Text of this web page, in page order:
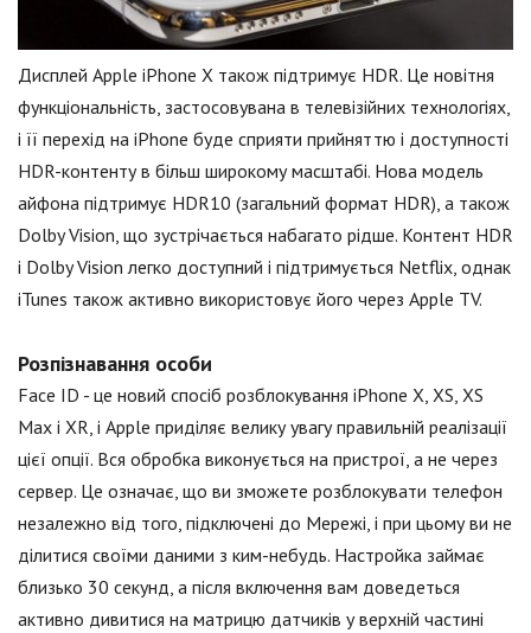
Дисплей Apple iPhone X також підтримує HDR. Це новітня
функціональність, застосовувана в телевізійних технологіях,
і її перехід на iPhone буде сприяти прийняттю і доступності
HDR-контенту в більш широкому масштабі. Нова модель
айфона підтримує HDR10 (загальний формат HDR), а також
Dolby Vision, що зустрічається набагато рідше. Контент HDR
і Dolby Vision легко доступний і підтримується Netflix, однак
iTunes також активно використовує його через Apple TV.
Розпізнавання особи
Face ID - це новий спосіб розблокування iPhone X, XS, XS
Max і XR, і Apple приділяє велику увагу правильній реалізації
цієї опції. Вся обробка виконується на пристрої, а не через
сервер. Це означає, що ви зможете розблокувати телефон
незалежно від того, підключені до Мережі, і при цьому ви не
ділитися своїми даними з ким-небудь. Настройка займає
близько 30 секунд, а після включення вам доведеться
активно дивитися на матрицю датчиків у верхній частині